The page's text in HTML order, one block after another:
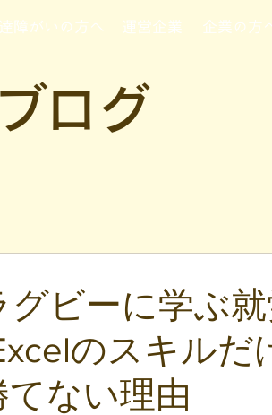
障がいの方へ 運営企業 企業の方
ブログ
グビーに学ぶ
のスキルだ
てない理由